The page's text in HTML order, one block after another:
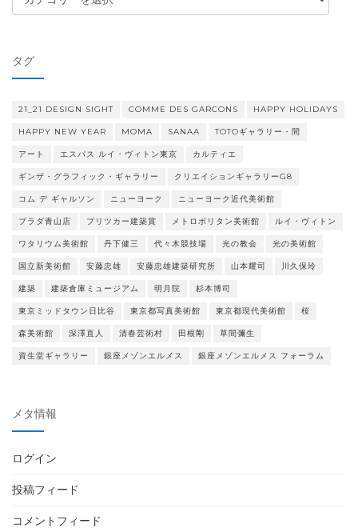
テ
ー
タグ
21_21 DESIGN SIGHT COMME DES GARCONS HAPPY HOLIDAYS
HAPPY NEW YEAR MOMA SANAA TOTOギャラリー・間
アート エスパス ルイ・ヴィトン東京 カルティエ
ギンザ・グラフィック・ギャラリー クリエイションギャラリーG8
コム デ ギャルソン ニューヨーク ニューヨーク近代美術館
プラダ青山店 プリツカー建築賞 メトロポリタン美術館 ルイ・ヴィトン
ワタリウム美術館 丹下健三 代々木競技場 光の教会 光の美術館
国立新美術館 安藤忠雄 安藤忠雄建築研究所 山本耀司 川久保玲
建築 建築倉庫ミュージアム 明月院 杉本博司
東京ミッドタウン日比谷 東京都写真美術館 東京都現代美術館 桜
森美術館 深澤直人 清春芸術村 田根剛 草間彌生
資生堂ギャラリー 銀座メゾンエルメス 銀座メゾンエルメス フォーラム
メタ情報
ログイン
投稿フィード
コメントフィード